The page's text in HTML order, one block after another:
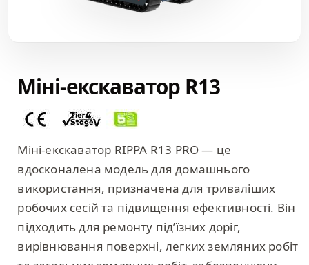
Міні-екскаватор R13
Міні-екскаватор RIPPA R13 PRO — це
вдосконалена модель для домашнього
використання, призначена для триваліших
робочих сесій та підвищення ефективності. Він
підходить для ремонту під’їзних доріг,
вирівнювання поверхні, легких земляних робіт